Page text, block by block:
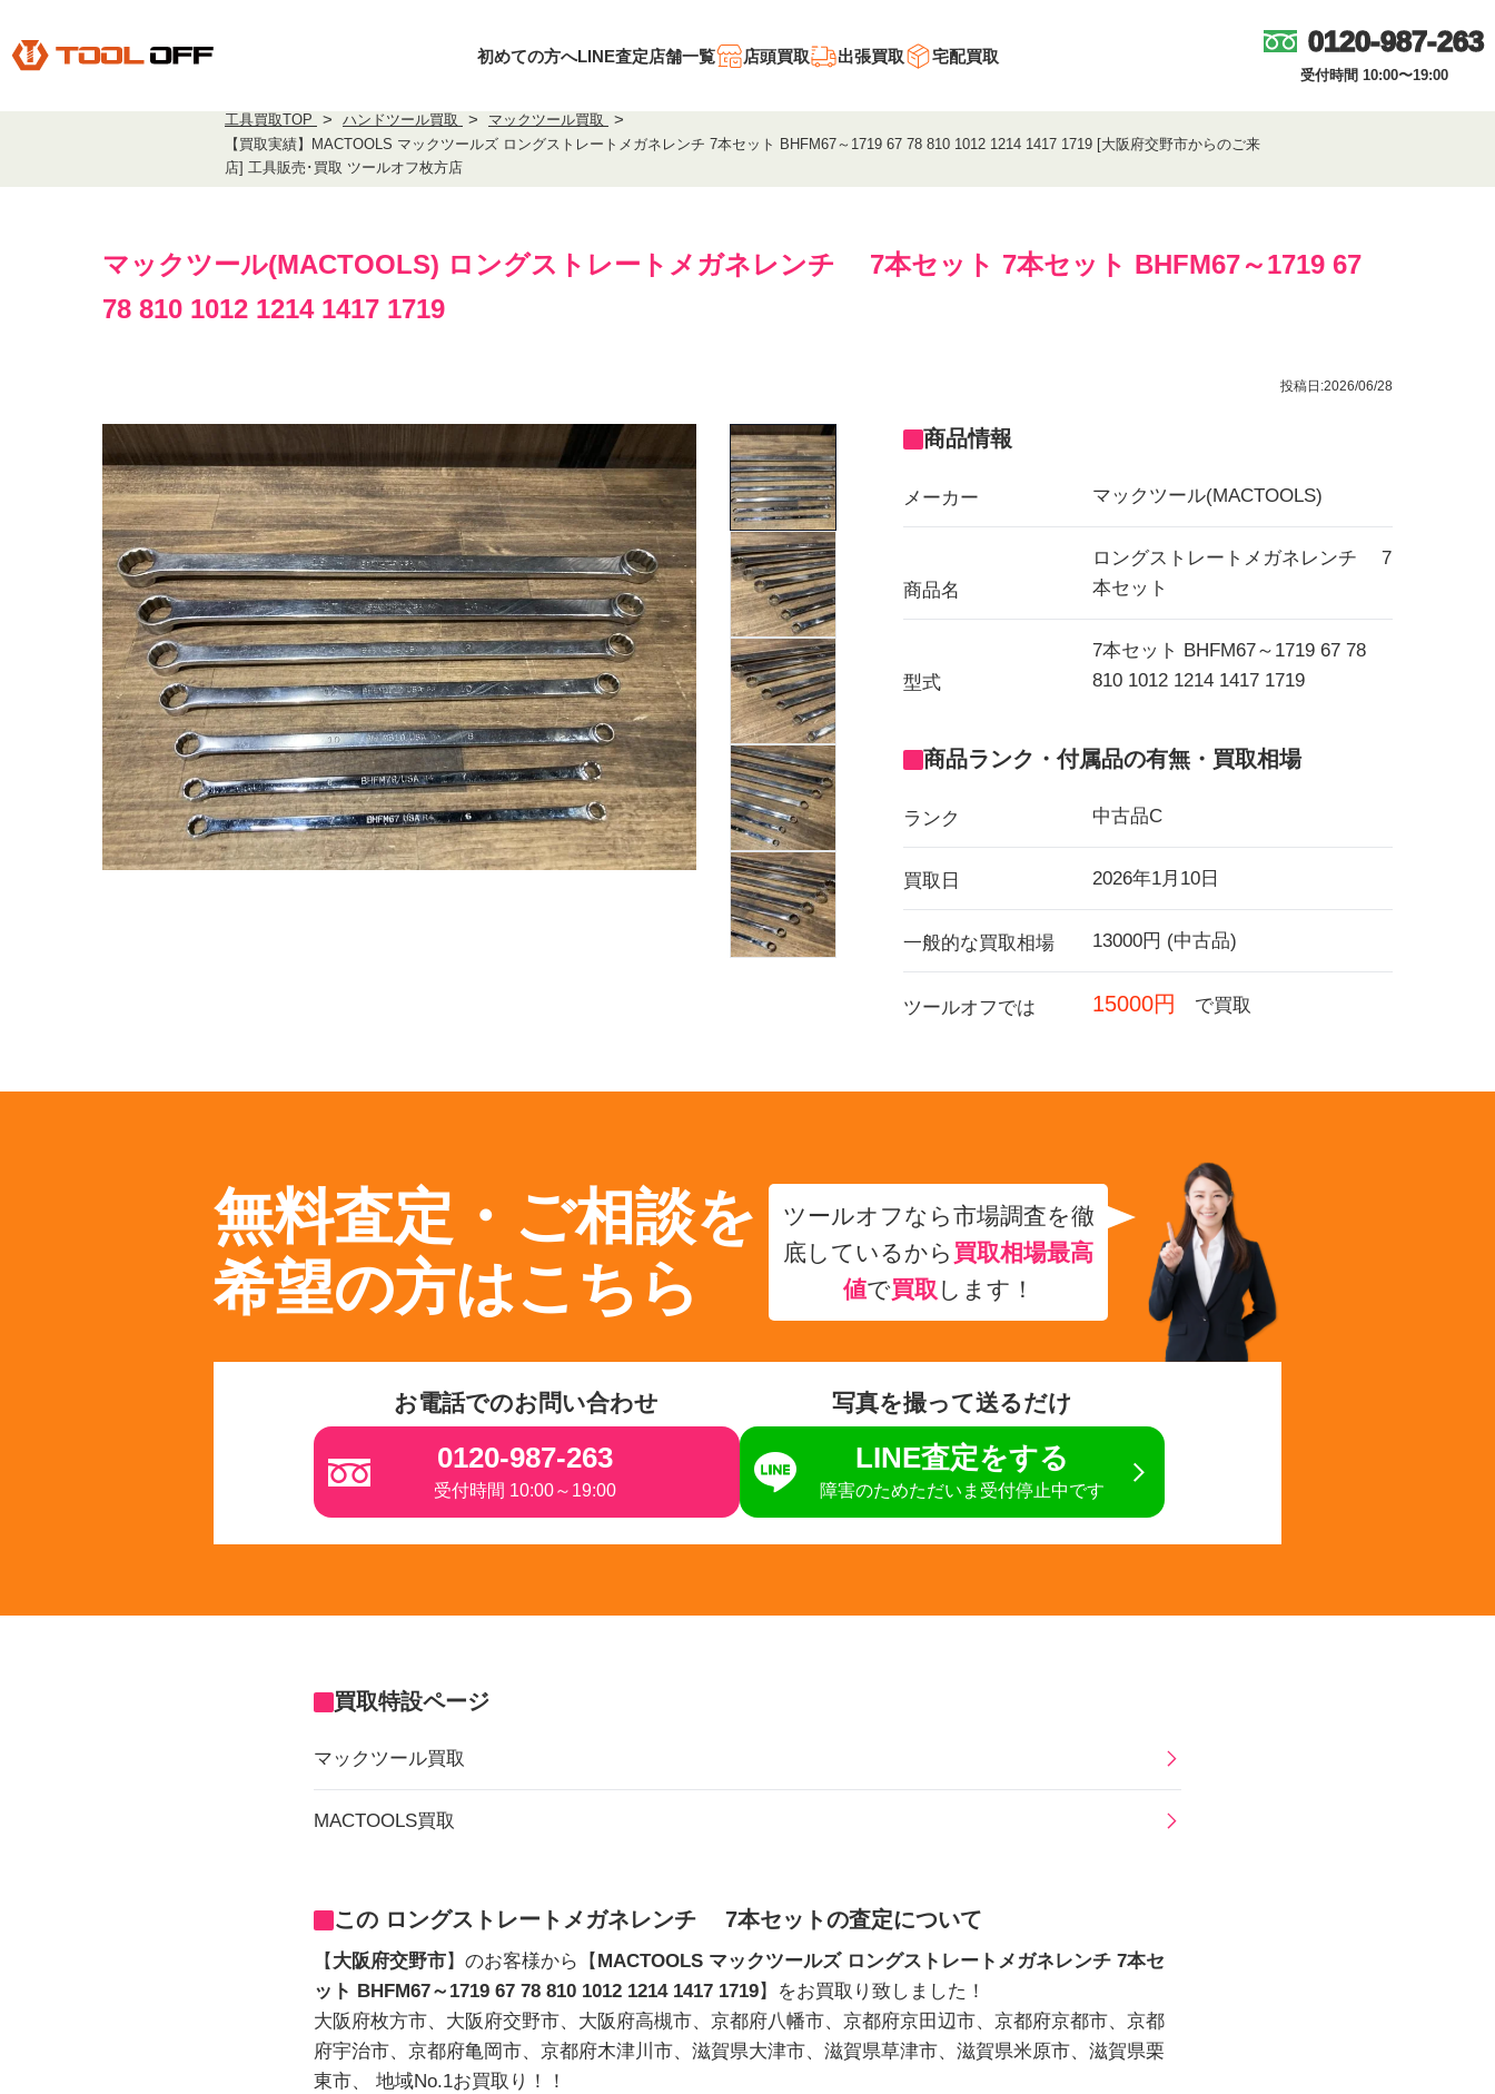
初めての方へLINE査定店舗一覧 店頭買取 出張買取 宅配買取 0120-987-263
受付時間 10:00〜19:00
工具買取TOP ハンドツール買取
マックツール買取
【買取実績】MACTOOLS マックツールズ ロングストレートメガネレンチ 7本セット BHFM67～1719 67 78 810 1012 1214 1417 1719 [大阪府交野市からのご来
店] 工具販売･買取 ツールオフ枚方店
マックツール(MACTOOLS) ロングストレートメガネレンチ 7本セット 7本セット BHFM67～1719 67
78 810 1012 1214 1417 1719
投稿日:2026/06/28
商品情報
メーカー マックツール(MACTOOLS)
商品名
ロングストレートメガネレンチ 7
本セット
型式
7本セット BHFM67～1719 67 78
810 1012 1214 1417 1719
商品ランク・付属品の有無・買取相場
ランク 中古品C
買取日 2026年1月10日
一般的な買取相場 13000円 (中古品)
ツールオフでは 15000円 で買取
無料査定・ご相談を
希望の方はこちら
ツールオフなら市場調査を徹
底しているから 買取相場最高
値で買取 します！
お電話でのお問い合わせ
0120-987-263
受付時間 10:00～19:00
写真を撮って送るだけ
LINE査定をする
障害のためただいま受付停止中です
買取特設ページ
マックツール買取
MACTOOLS買取
この ロングストレートメガネレンチ 7本セットの査定について
【 大阪府交野市】のお客様から【 MACTOOLS マックツールズ ロングストレートメガネレンチ 7本セ
ット BHFM67～1719 67 78 810 1012 1214 1417 1719】をお買取り致しました！
大阪府枚方市、大阪府交野市、大阪府高槻市、京都府八幡市、京都府京田辺市、京都府京都市、京都
府宇治市、京都府亀岡市、京都府木津川市、滋賀県大津市、滋賀県草津市、滋賀県米原市、滋賀県栗
東市、 地域No.1お買取り！！